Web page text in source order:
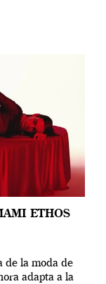
ETHOS
de la moda de
adapta a la